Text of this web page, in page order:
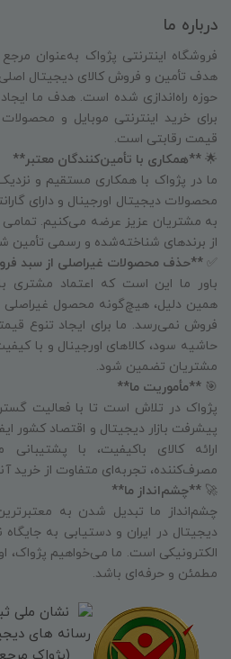
درباره ما
فروشگاه اینترنتی پژواک به‌عنوان
هدف تأمین و فروش کالای دیجیتال اصلی
حوزه راه‌اندازی شده است. هدف ما
برای خرید اینترنتی موبایل و
قیمت رقابتی است.
🌟 **همکاری با تأمین‌کنندگان معتبر**
ما در پژواک با همکاری مستقیم و نزدیک
محصولات دیجیتال اورجینال و دارای
به مشتریان عزیز عرضه می‌کنیم. تمامی
از برندهای شناخته‌شده و رسمی تأمین
✅ **حذف محصولات غیراصلی از سبد
باور ما این است که اعتماد مشتری
همین دلیل، هیچ‌گونه محصول غیراصلی
فروش نمی‌رسد. ما برای ایجاد تنوع
حاشیه سود، کالاهای اورجینال و با
مشتریان تضمین شود.
🎯 **مأموریت ما**
پژواک در تلاش است تا با فعالیت
پیشرفت بازار دیجیتال و اقتصاد کشور
ارائه کالای باکیفیت، با
مصرف‌کننده، تجربه‌ای متفاوت از خرید
🚀 **چشم‌انداز ما**
چشم‌انداز ما تبدیل شدن به
دیجیتال در ایران و دستیابی به جایگاه
الکترونیکی است. ما می‌خواهیم پژواک،
مطمئن و حرفه‌ای باشد.